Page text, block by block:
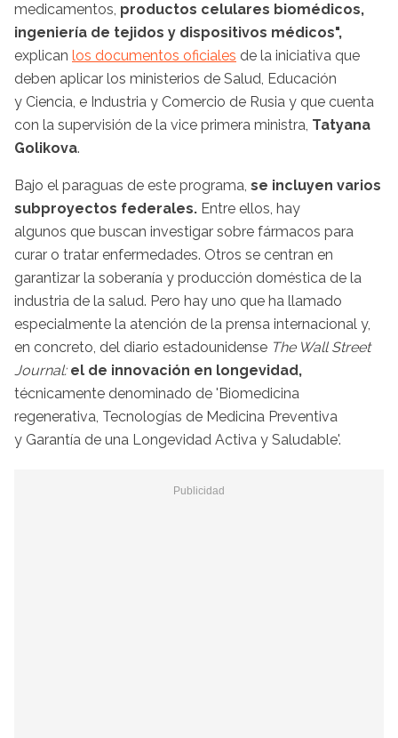
medicamentos, productos celulares biomédicos,
ingeniería de tejidos y dispositivos médicos",
explican los documentos oficiales de la iniciativa que
deben aplicar los ministerios de Salud, Educación
y Ciencia, e Industria y Comercio de Rusia y que cuenta
con la supervisión de la vice primera ministra, Tatyana
Golikova.
Bajo el paraguas de este programa, se incluyen varios
subproyectos federales. Entre ellos, hay
algunos que buscan investigar sobre fármacos para
curar o tratar enfermedades. Otros se centran en
garantizar la soberanía y producción doméstica de la
industria de la salud. Pero hay uno que ha llamado
especialmente la atención de la prensa internacional y,
en concreto, del diario estadounidense The Wall Street
Journal: el de innovación en longevidad,
técnicamente denominado de 'Biomedicina
regenerativa, Tecnologías de Medicina Preventiva
y Garantía de una Longevidad Activa y Saludable'.